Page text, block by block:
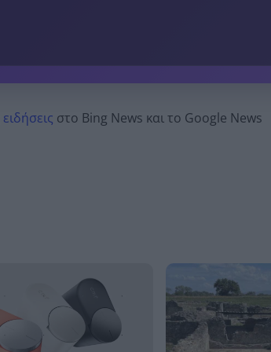
ειδήσεις στο Bing News και το Google News